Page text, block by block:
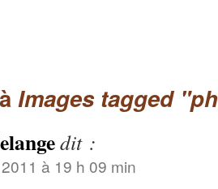
Images tagged
dit :
à 19 h 09 min